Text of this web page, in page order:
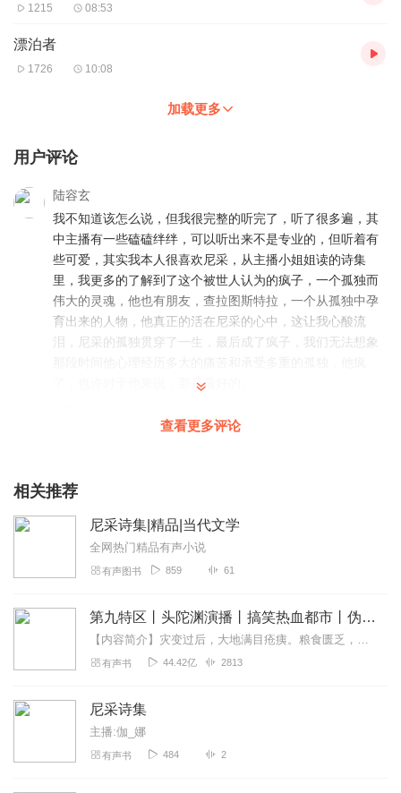
1215 08:53
漂泊者
1726 10:08
加载更多
用户评论
陆容玄
我不知道该怎么说，但我很完整的听完了，听了很多遍，其
中主播有一些磕磕绊绊，可以听出来不是专业的，但听着有
些可爱，其实我本人很喜欢尼采，从主播小姐姐读的诗集
里，我更多的了解到了这个被世人认为的疯子，一个孤独而
伟大的灵魂，他也有朋友，查拉图斯特拉，一个从孤独中孕
育出来的人物，他真正的活在尼采的心中，这让我心酸流
泪，尼采的孤独贯穿了一生，最后成了疯子，我们无法想象
了，也许对于他来说，那是最好的。
回复
追风的龙鸟
好听，节奏和感情把握的都很好。只是可惜没有播完
查看更多评论
相关推荐
尼采诗集|精品|当代文学
全网热门精品有声小说
有声图书 859 61
第九特区丨头陀渊演播丨搞笑热血都市丨伪戒丨VIP免费多人有声剧
【内容简介】灾变过后，大地满目疮痍。粮食匮乏，资源紧俏，局势混乱……一位从待规划区杀出来的青年，背对着漫天黄沙，孤身来到九区谋生，却不曾想偶然结识三五好友，一念...
有声书 44.42亿 2813
尼采诗集
主播:伽_娜
有声书 484 2